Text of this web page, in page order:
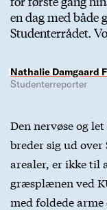
en dag med både
Studenterrådet.
Nathalie Damgaard
Studenterreporter
Den nervøse og
breder sig ud over
arealer, er ikke til
græsplænen ved
med foldede arme